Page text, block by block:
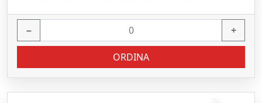
− +
ORDINA